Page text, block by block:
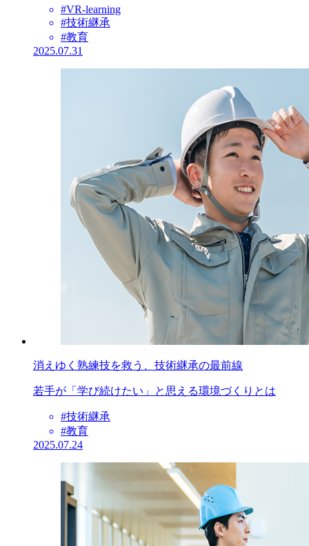
#VR-learning
#技術継承
#教育
2025.07.31
消えゆく熟練技を救う、技術継承の最前線
若手が「学び続けたい」と思える環境づくりとは
#技術継承
#教育
2025.07.24